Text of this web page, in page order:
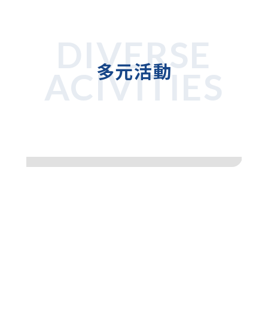
多元活動
DIVERSE
ACIVITIES